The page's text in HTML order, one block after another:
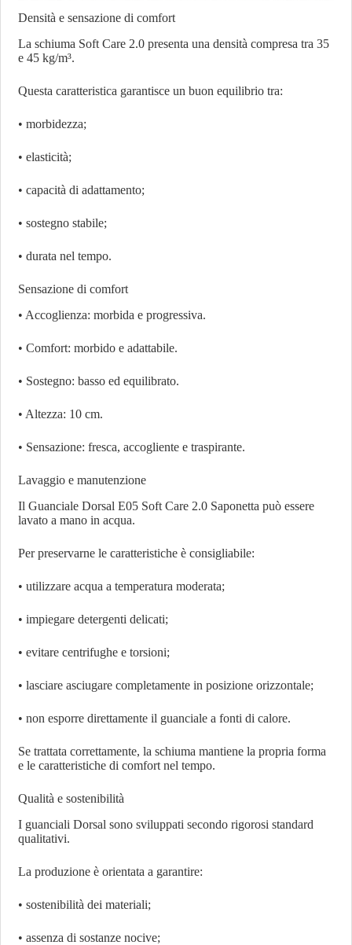
Densità e sensazione di comfort
La schiuma Soft Care 2.0 presenta una densità compresa tra 35
e 45 kg/m³.
Questa caratteristica garantisce un buon equilibrio tra:
• morbidezza;
• elasticità;
• capacità di adattamento;
• sostegno stabile;
• durata nel tempo.
Sensazione di comfort
• Accoglienza: morbida e progressiva.
• Comfort: morbido e adattabile.
• Sostegno: basso ed equilibrato.
• Altezza: 10 cm.
• Sensazione: fresca, accogliente e traspirante.
Lavaggio e manutenzione
Il Guanciale Dorsal E05 Soft Care 2.0 Saponetta può essere
lavato a mano in acqua.
Per preservarne le caratteristiche è consigliabile:
• utilizzare acqua a temperatura moderata;
• impiegare detergenti delicati;
• evitare centrifughe e torsioni;
• lasciare asciugare completamente in posizione orizzontale;
• non esporre direttamente il guanciale a fonti di calore.
Se trattata correttamente, la schiuma mantiene la propria forma
e le caratteristiche di comfort nel tempo.
Qualità e sostenibilità
I guanciali Dorsal sono sviluppati secondo rigorosi standard
qualitativi.
La produzione è orientata a garantire:
• sostenibilità dei materiali;
• assenza di sostanze nocive;